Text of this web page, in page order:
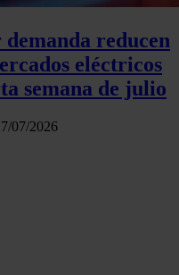
reducen
eléctricos
semana de julio
07/2026